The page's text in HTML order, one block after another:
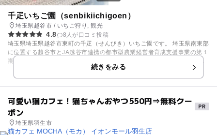
千疋いちご園（senbikiichigoen）
埼玉県越谷市 / いちご狩り, 観光
4.8
8人が口コミ投稿
埼玉県埼玉県越谷市東町の千疋（せんびき）いちご園です。 埼玉県南東部
に位置する越谷市とJA越谷市連携の都市型農業経営者育成支援事業の第１
期研修生として2年間の研修期間を終えて「千疋いちご園」を開園させて
頂きました。開園１3年目を迎えています。皆様にはご愛顧頂き心より感
謝申し上げます。都心からも近く、イオンレイクタウンも近くにありま
連れ等、皆様のご来園を心よりお待ち申し上げます。
【2025年いちご狩り情報】 期間:2025年1月3日（金）から5月下旬予定
開園時間：10:00～14:00 赤いいちごの実がなくなり次第受付終了となり
ます。 【受 付】HPネット予約優先です。（いちごの実に余裕がある時
は予約していない方も入園頂けます。） [いちご狩り入園料金のお知らせ]
続きをみる
可愛い猫カフェ！猫ちゃんおやつ550円⇒無料クー
ポン
埼玉県羽生市